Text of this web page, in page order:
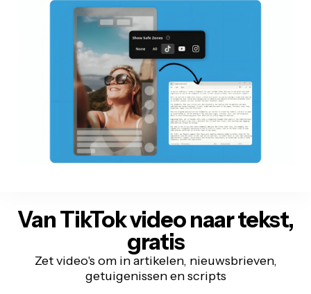
Van TikTok video naar tekst,
gratis
Zet video's om in artikelen, nieuwsbrieven,
getuigenissen en scripts